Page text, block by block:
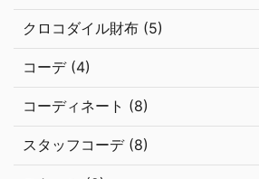
クロコダイル財布 (5)
コーデ (4)
コーディネート (8)
スタッフコーデ (8)